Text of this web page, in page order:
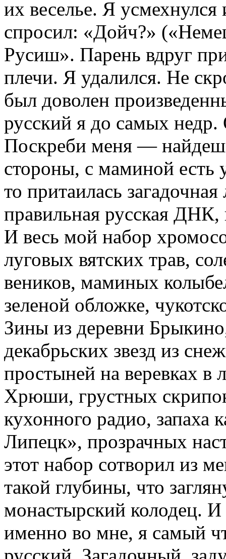
их веселье. Я
спросил: «Дойч?»
Русиш». Парень вдруг
плечи. Я удалился. Не
был доволен
русский я до самых
Поскреби меня —
стороны, с маминой есть
то притаилась
правильная русская ДНК,
И весь мой набор
луговых вятских трав,
веников, маминых
зеленой обложке,
Зины из деревни
декабрьских звезд из
простыней на веревках в
Хрюши, грустных
кухонного радио, запаха
Липецк», прозрачных
этот набор сотворил из
такой глубины, что
монастырский колодец. И
именно во мне, я самый